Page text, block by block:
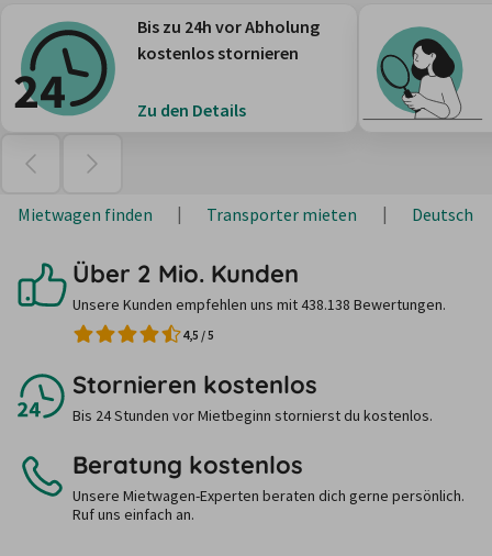
Bis zu 24h vor Abholung
kostenlos stornieren
Zu den Details
Mietwagen finden Transporter mieten
Über 2 Mio. Kunden
Unsere Kunden empfehlen uns mit 438.138 Bewertungen.
4,5 /5
Stornieren kostenlos
Bis 24 Stunden vor Mietbeginn stornierst du kostenlos.
Beratung kostenlos
Unsere Mietwagen-Experten beraten dich gerne persönlich.
Ruf uns einfach an.